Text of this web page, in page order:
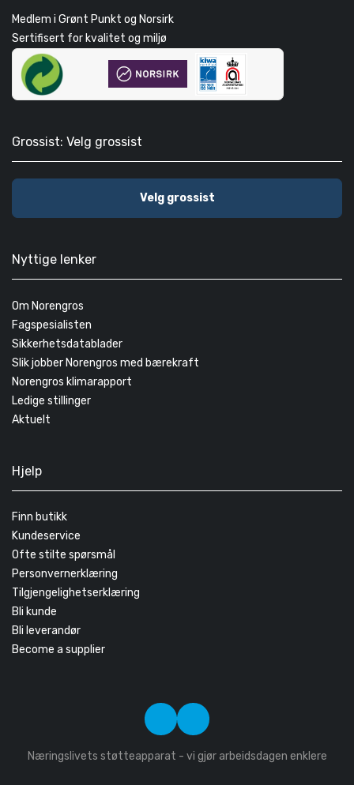
Medlem i Grønt Punkt og Norsirk
Sertifisert for kvalitet og miljø
Grossist: Velg grossist
Velg grossist
Nyttige lenker
Om Norengros
Fagspesialisten
Sikkerhetsdatablader
Slik jobber Norengros med bærekraft
Norengros klimarapport
Ledige stillinger
Aktuelt
Hjelp
Finn butikk
Kundeservice
Ofte stilte spørsmål
Personvernerklæring
Tilgjengelighetserklæring
Bli kunde
Bli leverandør
Become a supplier
Næringslivets støtteapparat - vi gjør arbeidsdagen enklere